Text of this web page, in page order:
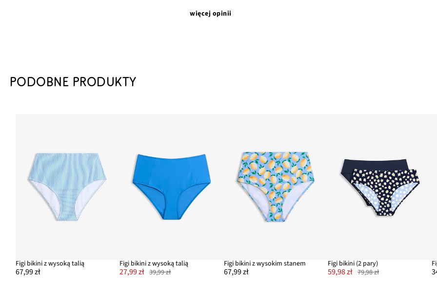
więcej opinii
PODOBNE PRODUKTY
Figi bikini z wysoką talią
67,99 zł
Figi bikini z wysoką talią
27,99 zł 39,99 zł
Figi bikini z wysokim stanem
67,99 zł
Figi bikini (2 pary)
59,98 zł 79,98 zł